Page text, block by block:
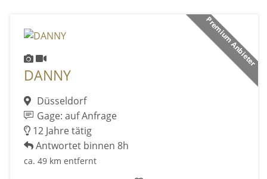
Premium Anbieter
DANNY
Düsseldorf
Gage: auf Anfrage
12 Jahre tätig
Antwortet binnen 8h
ca. 49 km entfernt